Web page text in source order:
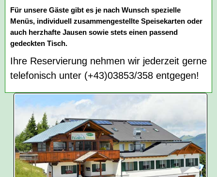
Für unsere Gäste gibt es je nach Wunsch spezielle
Menüs, individuell zusammengestellte Speisekarten oder
auch herzhafte Jausen sowie stets einen passend
gedeckten Tisch.
Ihre Reservierung nehmen wir jederzeit gerne
telefonisch unter (+43)03853/358 entgegen!